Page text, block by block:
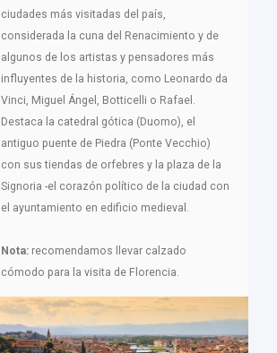
ciudades más visitadas del país,
considerada la cuna del Renacimiento y de
algunos de los artistas y pensadores más
influyentes de la historia, como Leonardo da
Vinci, Miguel Ángel, Botticelli o Rafael.
Destaca la catedral gótica (Duomo), el
antiguo puente de Piedra (Ponte Vecchio)
con sus tiendas de orfebres y la plaza de la
Signoria -el corazón político de la ciudad con
el ayuntamiento en edificio medieval.
Nota: recomendamos llevar calzado
cómodo para la visita de Florencia.